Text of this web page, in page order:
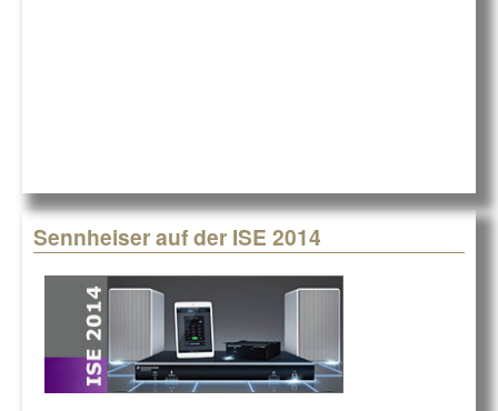
Sennheiser auf der ISE 2014